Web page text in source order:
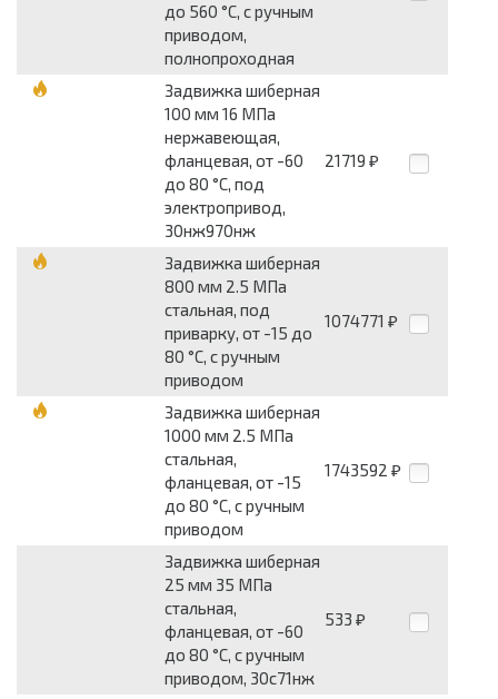
до 560 °С, с ручным
приводом,
полнопроходная
Задвижка шиберная
100 мм 16 МПа
нержавеющая,
фланцевая, от -60
до 80 °С, под
электропривод,
30нж970нж
21719 ₽
Задвижка шиберная
800 мм 2.5 МПа
стальная, под
приварку, от -15 до
80 °С, с ручным
приводом
1074771 ₽
Задвижка шиберная
1000 мм 2.5 МПа
стальная,
фланцевая, от -15
до 80 °С, с ручным
приводом
1743592 ₽
Задвижка шиберная
25 мм 35 МПа
стальная,
фланцевая, от -60
до 80 °С, с ручным
приводом, 30с71нж
533 ₽